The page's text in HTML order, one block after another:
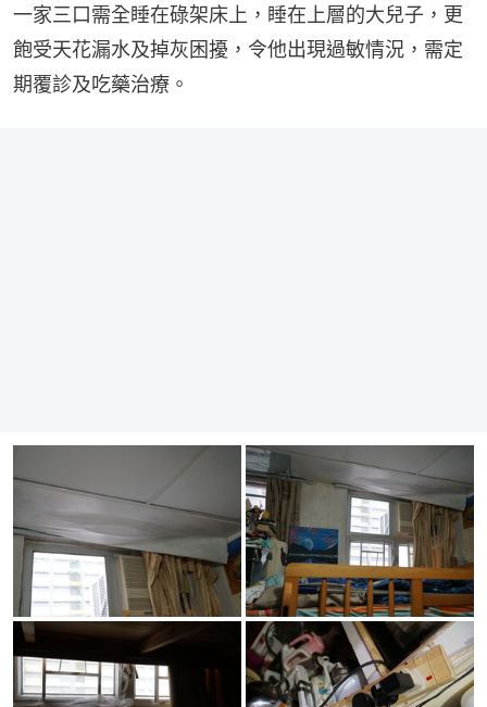
一家三口需全睡在碌架床上，睡在上層的大兒子，更
飽受天花漏水及掉灰困擾，令他出現過敏情況，需定
期覆診及吃藥治療。